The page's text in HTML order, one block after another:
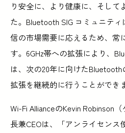
り安全に、より健康に、そして
た。Bluetooth SIG コミュニテ
信の市場需要に応えるため、常
す。6GHz帯への拡張により、
は、次の20年に向けた
拡張を継続的に行うことができ
Wi-Fi AllianceのKevin Robinson
長兼CEOは、「アンライセンス